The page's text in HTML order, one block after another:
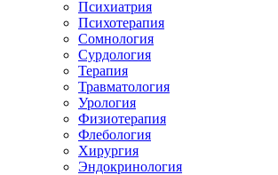
Психиатрия
Психотерапия
Сомнология
Сурдология
Терапия
Травматология
Урология
Физиотерапия
Флебология
Хирургия
Эндокринология